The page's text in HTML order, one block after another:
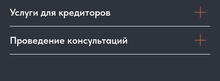
Услуги для кредиторов
Проведение консультаций